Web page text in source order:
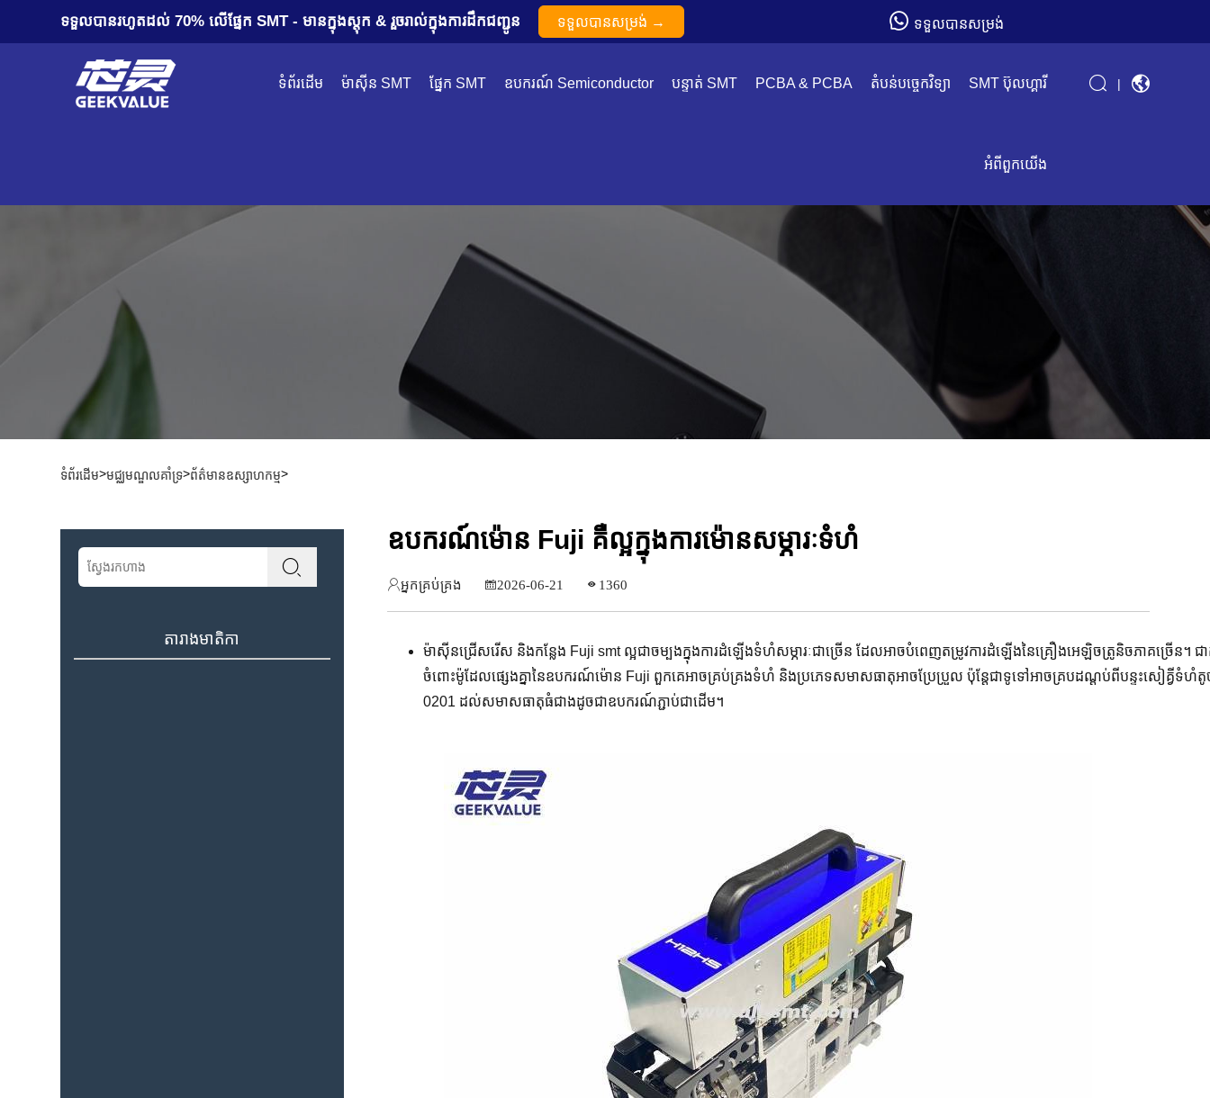
ទទួលបានរហូតដល់ 70% លើផ្នែក SMT - មានក្នុងស្តុក & រួចរាល់ក្នុងការដឹកជញ្ជូន ទទួលបានសម្រង់ → ទទួលបានសម្រង់
ទំព័រដើម ម៉ាស៊ីន SMT ផ្នែក SMT ឧបករណ៍ Semiconductor បន្ទាត់ SMT PCBA & PCBA តំបន់បច្ចេកវិទ្យា SMT ប៊ុលហ្គារី
អំពីពួកយើង
|
ទំព័រដើម>មជ្ឈមណ្ឌលគាំទ្រ>ព័ត៌មានឧស្សាហកម្ម>
តារាងមាតិកា
ឧបករណ៍ម៉ោន Fuji គឺល្អក្នុងការម៉ោនសម្ភារៈទំហំ
អ្នក​គ្រប់គ្រង 2026-06-21 1360
ម៉ាស៊ីនជ្រើសរើស និងកន្លែង Fuji smt ល្អជាចម្បងក្នុងការដំឡើងទំហំសម្ភារៈជាច្រើន ដែលអាចបំពេញតម្រូវការដំឡើងនៃគ្រឿងអេឡិចត្រូនិចភាគច្រើន។ ជ
ចំពោះម៉ូដែលផ្សេងគ្នានៃឧបករណ៍ម៉ោន Fuji ពួកគេអាចគ្រប់គ្រងទំហំ និងប្រភេទសមាសធាតុអាចប្រែប្រួល ប៉ុន្តែជាទូទៅអាចគ្របដណ្តប់ពីបន្ទះសៀគ្វីទំហំ
0201 ដល់សមាសធាតុធំជាងដូចជាឧបករណ៍ភ្ជាប់ជាដើម។